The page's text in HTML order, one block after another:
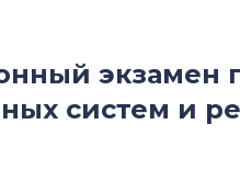
экзамен
систем и